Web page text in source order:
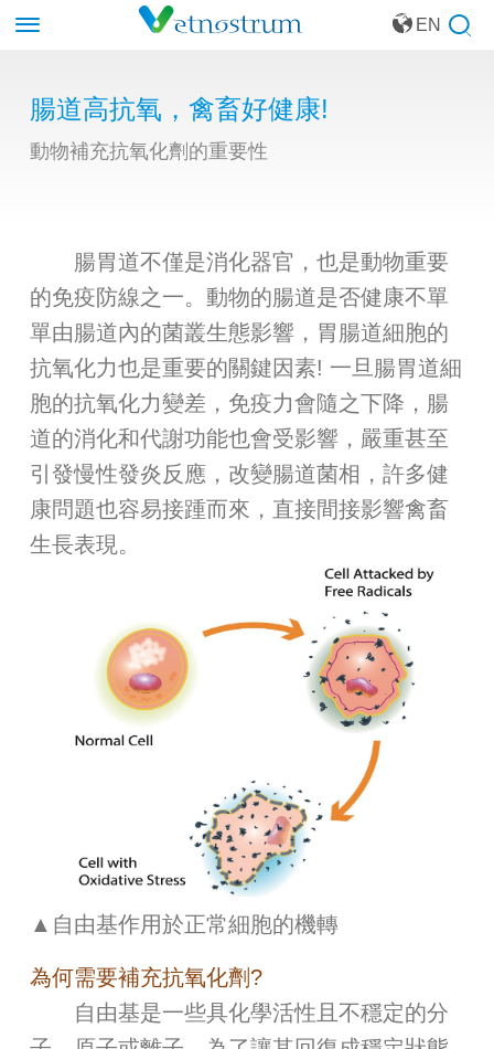
EN
腸道高抗氧，禽畜好健康!
動物補充抗氧化劑的重要性
腸胃道不僅是消化器官，也是動物重要
的免疫防線之一。動物的腸道是否健康不單
單由腸道內的菌叢生態影響，胃腸道細胞的
抗氧化力也是重要的關鍵因素! 一旦腸胃道細
胞的抗氧化力變差，免疫力會隨之下降，腸
道的消化和代謝功能也會受影響，嚴重甚至
引發慢性發炎反應，改變腸道菌相，許多健
康問題也容易接踵而來，直接間接影響禽畜
生長表現。
▲自由基作用於正常細胞的機轉
為何需要補充抗氧化劑?
自由基是一些具化學活性且不穩定的分